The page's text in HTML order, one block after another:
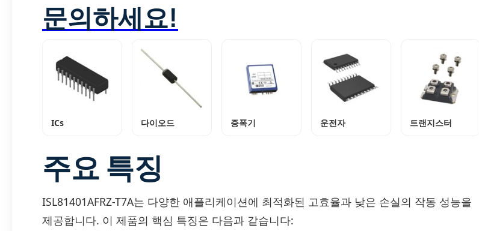
문의하세요!
ICs 다이오드 증폭기 운전자 트랜지스터
주요 특징
ISL81401AFRZ-T7A는 다양한 애플리케이션에 최적화된 고효율과 낮은 손실의 작동 성능을
제공합니다. 이 제품의 핵심 특징은 다음과 같습니다: